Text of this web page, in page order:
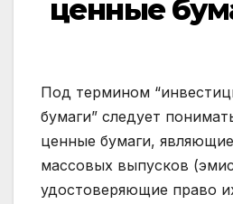
ценные
Под термином
бумаги” следует
ценные бумаги,
массовых выпусков
удостоверяющие право